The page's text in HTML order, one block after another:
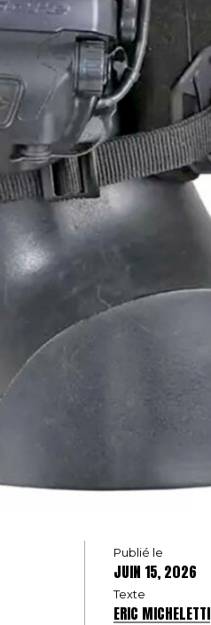
Publié le
JUIN 15, 2026
Texte
ERIC MICHELETTI